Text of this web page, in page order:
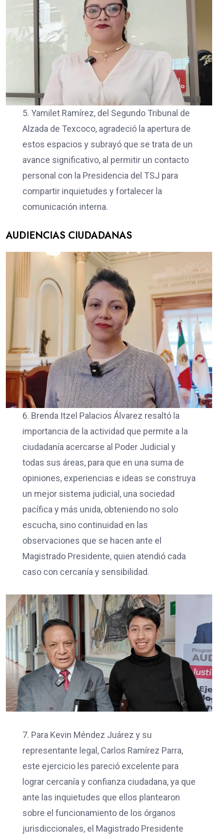
5. Yamilet Ramírez, del Segundo Tribunal de
Alzada de Texcoco, agradeció la apertura de
estos espacios y subrayó que se trata de un
avance significativo, al permitir un contacto
personal con la Presidencia del TSJ para
compartir inquietudes y fortalecer la
comunicación interna.
AUDIENCIAS CIUDADANAS
6. Brenda Itzel Palacios Álvarez resaltó la
importancia de la actividad que permite a la
ciudadanía acercarse al Poder Judicial y
todas sus áreas, para que en una suma de
opiniones, experiencias e ideas se construya
un mejor sistema judicial, una sociedad
pacífica y más unida, obteniendo no solo
escucha, sino continuidad en las
observaciones que se hacen ante el
Magistrado Presidente, quien atendió cada
caso con cercanía y sensibilidad.
7. Para Kevin Méndez Juárez y su
representante legal, Carlos Ramírez Parra,
este ejercicio les pareció excelente para
lograr cercanía y confianza ciudadana, ya que
ante las inquietudes que ellos plantearon
sobre el funcionamiento de los órganos
jurisdiccionales, el Magistrado Presidente